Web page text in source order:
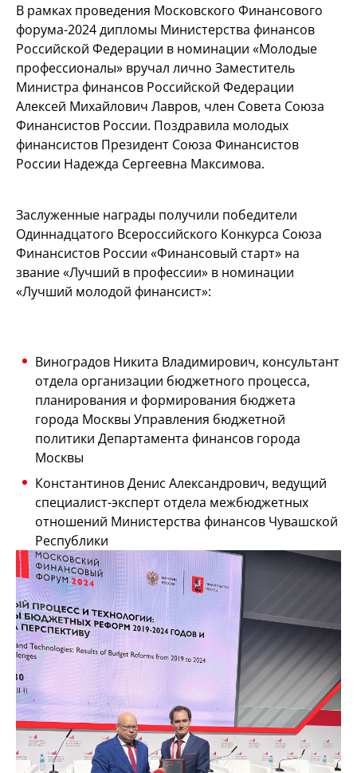
В рамках проведения Московского Финансового
форума-2024 дипломы Министерства финансов
Российской Федерации в номинации «Молодые
профессионалы» вручал лично Заместитель
Министра финансов Российской Федерации
Алексей Михайлович Лавров, член Совета Союза
Финансистов России. Поздравила молодых
финансистов Президент Союза Финансистов
России Надежда Сергеевна Максимова.
Заслуженные награды получили победители
Одиннадцатого Всероссийского Конкурса Союза
Финансистов России «Финансовый старт» на
звание «Лучший в профессии» в номинации
«Лучший молодой финансист»:
Виноградов Никита Владимирович, консультант
отдела организации бюджетного процесса,
планирования и формирования бюджета
города Москвы Управления бюджетной
политики Департамента финансов города
Москвы
Константинов Денис Александрович, ведущий
специалист-эксперт отдела межбюджетных
отношений Министерства финансов Чувашской
Республики